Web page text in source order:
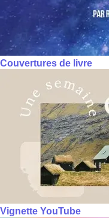
Couvertures de livre
Vignette YouTube